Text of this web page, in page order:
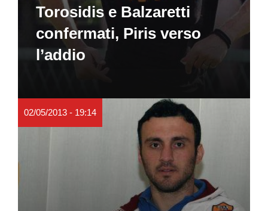
Torosidis e Balzaretti
confermati, Piris verso
l’addio
02/05/2013 - 19:14